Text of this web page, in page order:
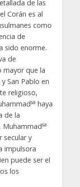
de las
Corán es al
como
de
sido enorme.
de
mayor que la
San Pablo en
religioso,
sa haya
de la
Muhammadsa
secular y
impulsora
puede ser el
los